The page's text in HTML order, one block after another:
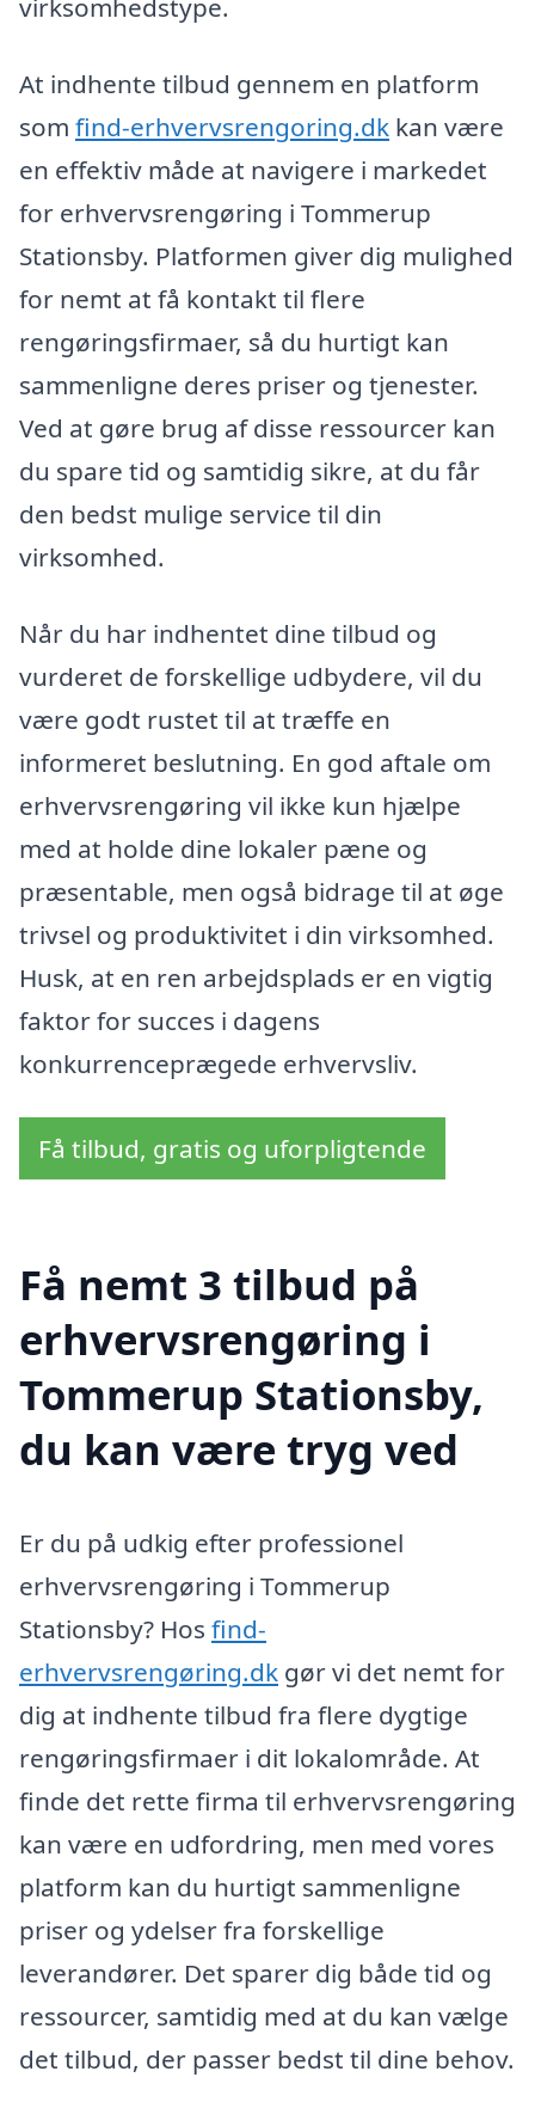
virksomhedstype.
At indhente tilbud gennem en platform
som find-erhvervsrengoring.dk kan være
en effektiv måde at navigere i markedet
for erhvervsrengøring i Tommerup
Stationsby. Platformen giver dig mulighed
for nemt at få kontakt til flere
rengøringsfirmaer, så du hurtigt kan
sammenligne deres priser og tjenester.
Ved at gøre brug af disse ressourcer kan
du spare tid og samtidig sikre, at du får
den bedst mulige service til din
virksomhed.
Når du har indhentet dine tilbud og
vurderet de forskellige udbydere, vil du
være godt rustet til at træffe en
informeret beslutning. En god aftale om
erhvervsrengøring vil ikke kun hjælpe
med at holde dine lokaler pæne og
præsentable, men også bidrage til at øge
trivsel og produktivitet i din virksomhed.
Husk, at en ren arbejdsplads er en vigtig
faktor for succes i dagens
konkurrenceprægede erhvervsliv.
Få tilbud, gratis og uforpligtende
Få nemt 3 tilbud på
erhvervsrengøring i
Tommerup Stationsby,
du kan være tryg ved
Er du på udkig efter professionel
erhvervsrengøring i Tommerup
Stationsby? Hos find-
erhvervsrengøring.dk gør vi det nemt for
dig at indhente tilbud fra flere dygtige
rengøringsfirmaer i dit lokalområde. At
finde det rette firma til erhvervsrengøring
kan være en udfordring, men med vores
platform kan du hurtigt sammenligne
priser og ydelser fra forskellige
leverandører. Det sparer dig både tid og
ressourcer, samtidig med at du kan vælge
det tilbud, der passer bedst til dine behov.